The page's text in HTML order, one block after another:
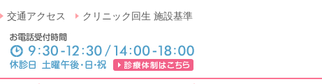
交通アクセス クリニック回生 施設基準